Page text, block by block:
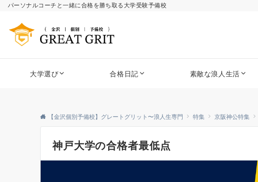
パーソナルコーチと一緒に合格を勝ち取る大学受験予備校
大学選び 合格日記 素敵な浪人生活
【金沢個別予備校】グレートグリット〜浪人生専門 特集 京阪神公特集
神戸大学の合格者最低点